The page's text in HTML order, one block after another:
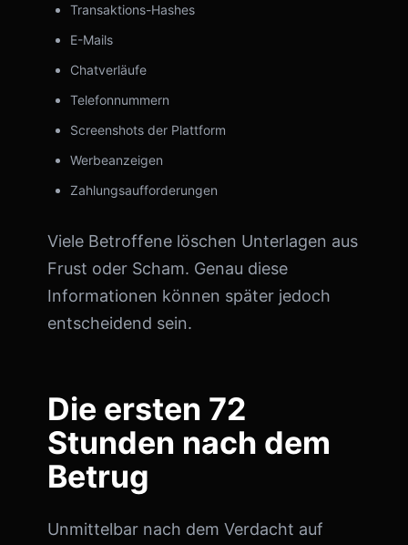
Transaktions-Hashes
E-Mails
Chatverläufe
Telefonnummern
Screenshots der Plattform
Werbeanzeigen
Zahlungsaufforderungen
Viele Betroffene löschen Unterlagen aus
Frust oder Scham. Genau diese
Informationen können später jedoch
entscheidend sein.
Die ersten 72
Stunden nach dem
Betrug
Unmittelbar nach dem Verdacht auf